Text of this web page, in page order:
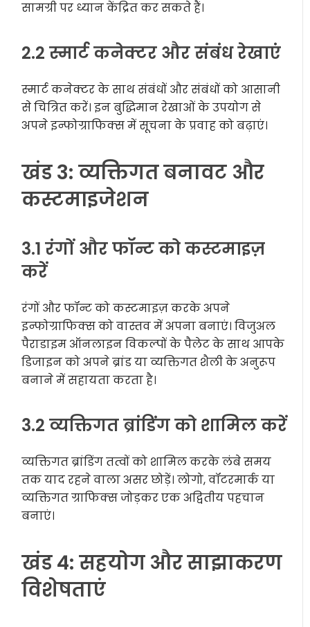
सामग्री पर ध्यान केंद्रित कर सकते हैं।
2.2 स्मार्ट कनेक्टर और संबंध रेखाएं
स्मार्ट कनेक्टर के साथ संबंधों और संबंधों को आसानी
से चित्रित करें। इन बुद्धिमान रेखाओं के उपयोग से
अपने इन्फोग्राफिक्स में सूचना के प्रवाह को बढ़ाएं।
खंड 3: व्यक्तिगत बनावट और
कस्टमाइजेशन
3.1 रंगों और फॉन्ट को कस्टमाइज़
करें
रंगों और फॉन्ट को कस्टमाइज़ करके अपने
इन्फोग्राफिक्स को वास्तव में अपना बनाएं। विजुअल
पैराडाइम ऑनलाइन विकल्पों के पैलेट के साथ आपके
डिजाइन को अपने ब्रांड या व्यक्तिगत शैली के अनुरूप
बनाने में सहायता करता है।
3.2 व्यक्तिगत ब्रांडिंग को शामिल करें
व्यक्तिगत ब्रांडिंग तत्वों को शामिल करके लंबे समय
तक याद रहने वाला असर छोड़ें। लोगो, वॉटरमार्क या
व्यक्तिगत ग्राफिक्स जोड़कर एक अद्वितीय पहचान
बनाएं।
खंड 4: सहयोग और साझाकरण
विशेषताएं